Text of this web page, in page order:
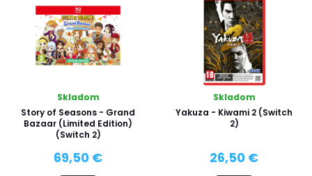
Skladom
Story of Seasons - Grand
Bazaar (Limited Edition)
(Switch 2)
69,50 €
Skladom
Yakuza - Kiwami 2 (Switch
2)
26,50 €